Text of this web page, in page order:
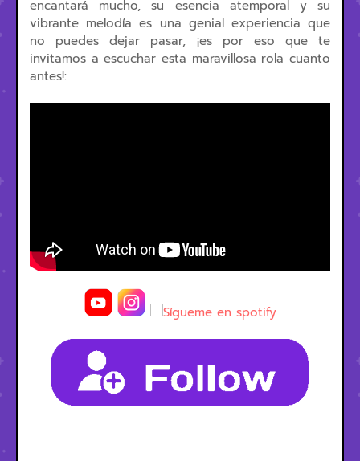
encantará mucho, su esencia atemporal y su
vibrante melodía es una genial experiencia que
no puedes dejar pasar, ¡es por eso que te
invitamos a escuchar esta maravillosa rola cuanto
antes!: